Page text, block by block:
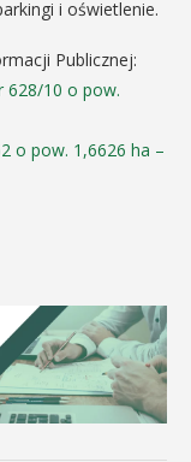
i oświetlenie.
Publicznej:
628/10 o pow.
o pow. 1,6626 ha –